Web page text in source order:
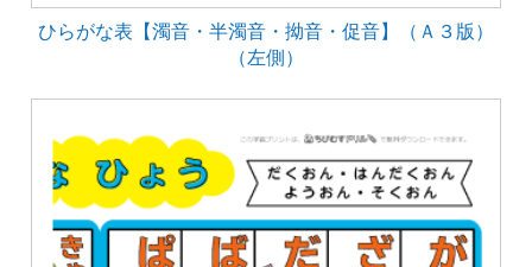
ひらがな表【濁音・半濁音・拗音・促音】（Ａ３版）
（左側）